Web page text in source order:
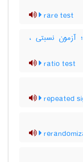
rare test
آزمون نسبتی ،
ratio test
repeated